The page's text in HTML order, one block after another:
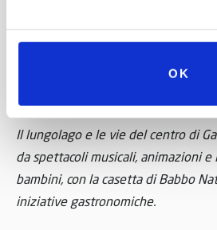
OK
Il lungolago e le vie del centro di
da spettacoli musicali, animazioni
bambini, con la casetta di Babbo
iniziative gastronomiche.